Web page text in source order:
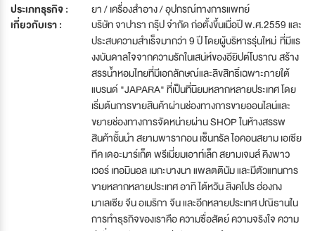
ประเภทธุรกิจ :
ยา / เครื่องสำอาง / อุปกรณ์ทางการแพทย์
เกี่ยวกับเรา :
บริษัท จาปารา กรุ๊ป จำกัด ก่อตั้งขึ้นเมื่อปี พ.ศ.2559 และ
ประสบความสำเร็จมากว่า 9 ปี โดยผู้บริหารรุ่นใหม่ ที่มีแร
งงบันดาลใจจากความรักในเสน่ห์ของอียิปต์โบราณ สร้าง
สรรน้ำหอมไทยที่มีเอกลักษณ์และลิขสิทธิ์เฉพาะภายใต้
แบรนด์ "JAPARA" ที่เป็นที่นิยมหลากหลายประเทศ โดย
เริ่มต้นการขายสินค้าผ่านช่องทางการขายออนไลน์และ
ขยายช่องทางการจัดหน่ายผ่าน SHOP ในห้างสรรพ
สินค้าชั้นนำ สยามพารากอน เซ็นทรัล ไอคอนสยาม เอเซีย
ทีค เดอะมาร์เก็ต พรีเมี่ยมเอาท์เล็ก สยามเจมส์ คิงพาว
เวอร์ เทอมินอล เมกะบางนา แพลตตินัม และมีตัวแทนการ
ขายหลากหลายประเทศ อาทิ ไต้หวัน สิงคโปร ฮ่องกง
มาเลเซีย จีน อเมริกา จีน และอีกหลายประเทศ ปณิธานใน
การทำธุรกิจของเราคือ ความซื่อสัตย์ ความจริงใจ ความ